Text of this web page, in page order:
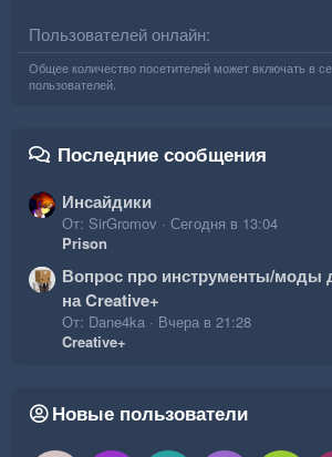
Пользователей онлайн
Общее количество посетителей может включать в
пользователей.
Последние сообщения
Инсайдики
От: SirGromov
Сегодня в 13:04
Prison
Вопрос про инструменты/моды
на Creative+
От: Dane4ka
Вчера в 21:28
Creative+
Новые пользователи